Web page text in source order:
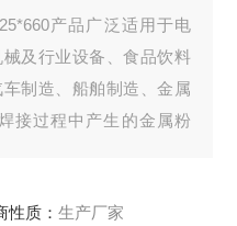
产品广泛适用于电
及行业设备、食品饮料
制造、船舶制造、金属
接过程中产生的金属粉
性质： 生产厂家